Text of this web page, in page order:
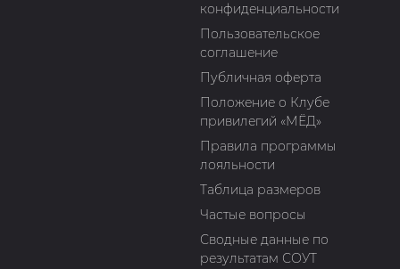
конфиденциальности
Пользовательское
соглашение
Публичная оферта
Положение о Клубе
привилегий «МЁД»
Правила программы
лояльности
Таблица размеров
Частые вопросы
Сводные данные по
результатам СОУТ